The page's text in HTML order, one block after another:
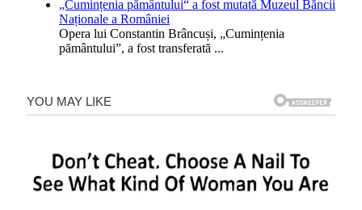
„Cumințenia pământului“ a fost mutată Muzeul Băncii
Naționale a României
Opera lui Constantin Brâncuși, „Cumințenia
pământului”, a fost transferată ...